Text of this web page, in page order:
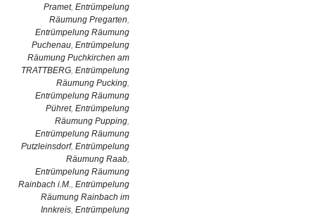
Pramet, Entrümpelung
Räumung Pregarten,
Entrümpelung Räumung
Puchenau, Entrümpelung
Räumung Puchkirchen am
TRATTBERG, Entrümpelung
Räumung Pucking,
Entrümpelung Räumung
Pühret, Entrümpelung
Räumung Pupping,
Entrümpelung Räumung
Putzleinsdorf, Entrümpelung
Räumung Raab,
Entrümpelung Räumung
Rainbach i.M., Entrümpelung
Räumung Rainbach im
Innkreis, Entrümpelung